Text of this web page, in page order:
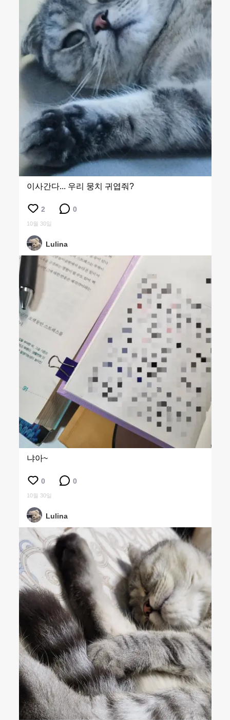
이사간다... 우리 뭉치 귀엽줘?
2 0
10월 30일
Lulina
냐아~
0 0
10월 30일
Lulina